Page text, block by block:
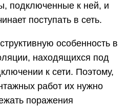
подключенные к ней, и
поступать в сеть.
особенность в
находящихся под
к сети. Поэтому,
работ их нужно
поражения